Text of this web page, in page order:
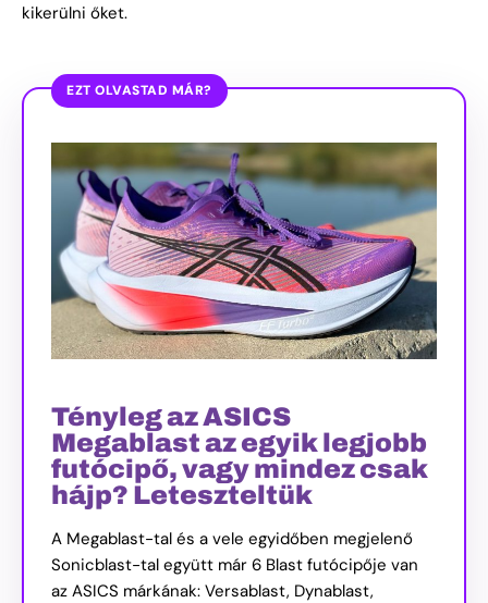
kikerülni őket.
EZT OLVASTAD MÁR?
Tényleg az ASICS
Megablast az egyik legjobb
futócipő, vagy mindez csak
hájp? Leteszteltük
A Megablast-tal és a vele egyidőben megjelenő
Sonicblast-tal együtt már 6 Blast futócipője van
az ASICS márkának: Versablast, Dynablast,